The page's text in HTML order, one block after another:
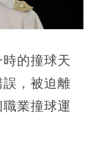
的撞球天
，被迫離
業撞球運